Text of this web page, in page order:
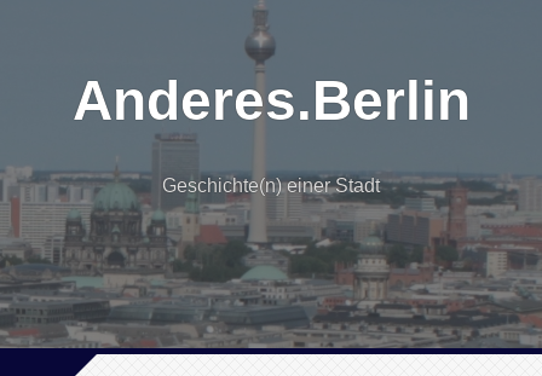
Anderes.Berlin
Geschichte(n) einer Stadt